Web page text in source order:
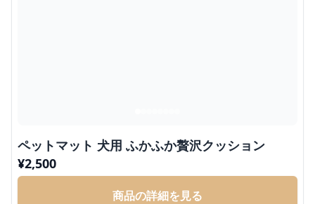
ペットマット 犬用 ふかふか贅沢クッション
¥2,500
商品の詳細を見る